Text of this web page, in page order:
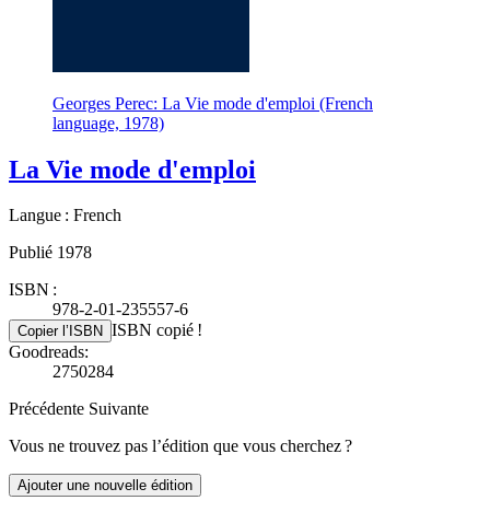
Georges Perec: La Vie mode d'emploi (French
language, 1978)
La Vie mode d'emploi
Langue : French
Publié 1978
ISBN :
978-2-01-235557-6
Copier l’ISBN ISBN copié !
Goodreads:
2750284
Précédente Suivante
Vous ne trouvez pas l’édition que vous cherchez ?
Ajouter une nouvelle édition